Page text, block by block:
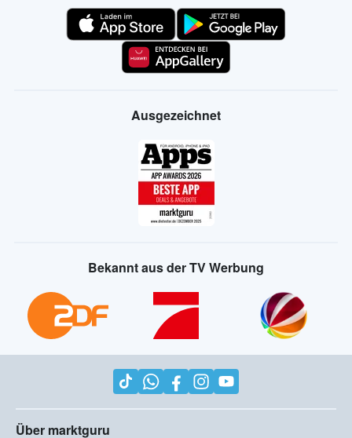
Ausgezeichnet
Bekannt aus der TV Werbung
Über marktguru